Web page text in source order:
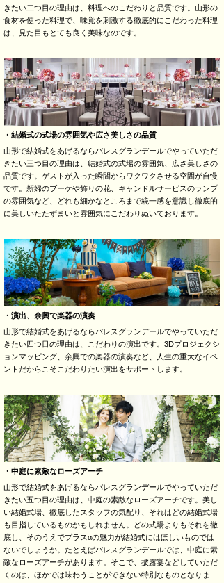
きたい二つ目の理由は、料理へのこだわりと品質です。山形の
食材を使った料理で、味覚を刺激する徹底的にこだわった料理
は、見た目もとても良く美味なのです。
・結婚式の式場の雰囲気や広さ美しさの品質
山形で結婚式をあげるならパレスグランデールでやっていただ
きたい三つ目の理由は、結婚式の式場の雰囲気、広さ美しさの
品質です。ゲストが入った瞬間からワクワクさせる空間が自慢
です。新婦のブーケや飾りの花、キャンドルサービスのランプ
の雰囲気など、どれも細かなところまで統一感を意識し徹底的
に美しいたたずまいと雰囲気にこだわりぬいております。
・演出、余興で楽器の演奏
山形で結婚式をあげるならパレスグランデールでやっていただ
きたい四つ目の理由は、こだわりの演出です。3Dプロジェクシ
ョンマッピング、余興での楽器の演奏など、人生の重大なイベ
ントだからこそこだわりたい演出をサポートします。
・中庭に素敵なローズアーチ
山形で結婚式をあげるならパレスグランデールでやっていただ
きたい五つ目の理由は、中庭の素敵なローズアーチです。美し
い結婚式場、徹底したスタッフの気配り、それはどの結婚式場
も目指しているものかもしれません。どの式場よりもそれを徹
底し、そのうえでプラスαの魅力が結婚式にはほしいものでは
ないでしょうか。たとえばパレスグランデールでは、中庭に素
敵なローズアーチがあります。そこで、披露宴などしていただ
くのは、ほかでは味わうことができない特別なものとなりま